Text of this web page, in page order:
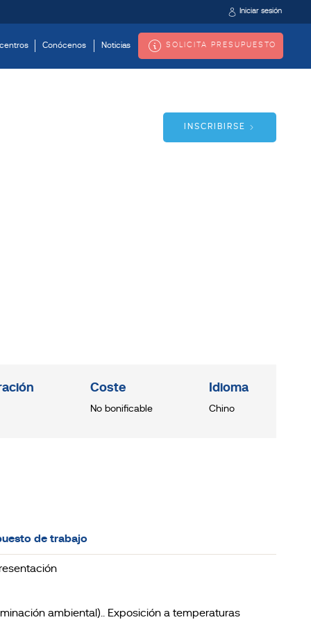
Iniciar sesión
Conócenos Noticias SOLICITA PRESUPUESTO
INSCRIBIRSE
Coste
No bonificable
Idioma
Chino
de trabajo
ambiental).. Exposición a temperaturas